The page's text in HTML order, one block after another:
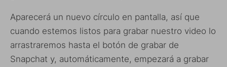
Aparecerá un nuevo círculo en pantalla, así que
cuando estemos listos para grabar nuestro video lo
arrastraremos hasta el botón de grabar de
Snapchat y, automáticamente, empezará a grabar